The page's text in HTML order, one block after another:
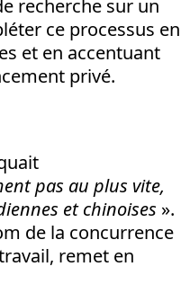
recherche sur un
ce processus en
et en accentuant
privé.
pas au plus vite,
et chinoises ».
de la concurrence
remet en